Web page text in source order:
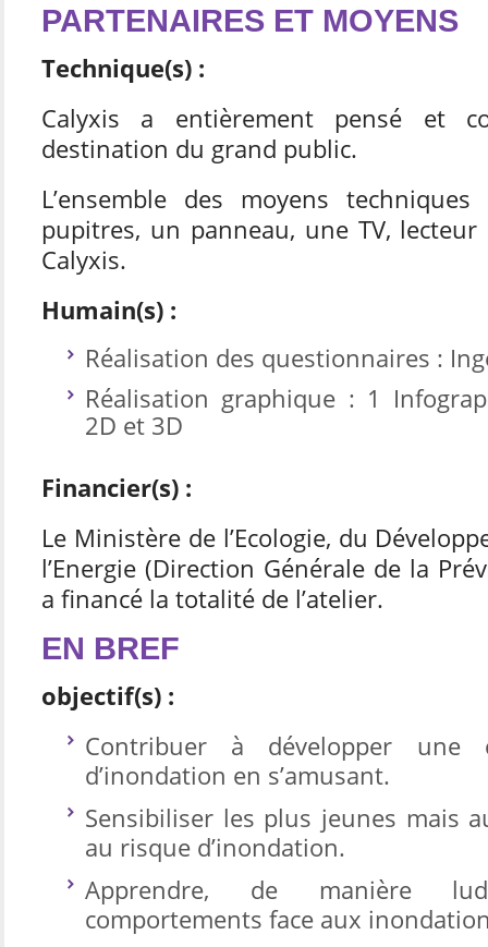
PARTENAIRES ET MOYENS
Technique(s) :
Calyxis a entièrement pensé et
destination du grand public.
L’ensemble des moyens
pupitres, un panneau, une TV,
Calyxis.
Humain(s) :
Réalisation des questionnaires :
Réalisation graphique : 1
2D et 3D
Financier(s) :
Le Ministère de l’Ecologie, du
l’Energie (Direction Générale de la
a financé la totalité de l’atelier.
EN BREF
objectif(s) :
Contribuer à développer une
d’inondation en s’amusant.
Sensibiliser les plus jeunes mais
au risque d’inondation.
Apprendre, de manière
comportements face aux